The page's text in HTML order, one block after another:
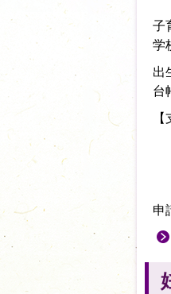
子
学
出
台
申